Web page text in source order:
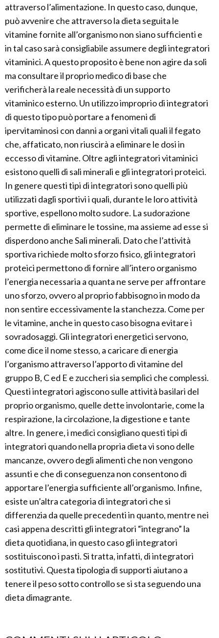
attraverso l’alimentazione. In questo caso, dunque,
può avvenire che attraverso la dieta seguita le
vitamine fornite all’organismo non siano sufficienti e
in tal caso sarà consigliabile assumere degli integratori
vitaminici. A questo proposito è bene non agire da soli
ma consultare il proprio medico di base che
verificherà la reale necessità di un supporto
vitaminico esterno. Un utilizzo improprio di integratori
di questo tipo può portare a fenomeni di
ipervitaminosi con danni a organi vitali quali il fegato
che, affaticato, non riuscirà a eliminare le dosi in
eccesso di vitamine. Oltre agli integratori vitaminici
esistono quelli di sali minerali e gli integratori proteici.
In genere questi tipi di integratori sono quelli più
utilizzati dagli sportivi i quali, durante le loro attività
sportive, espellono molto sudore. La sudorazione
permette di eliminare le tossine, ma assieme ad esse si
disperdono anche Sali minerali. Dato che l’attività
sportiva richiede molto sforzo fisico, gli integratori
proteici permettono di fornire all’intero organismo
l’energia necessaria a quanta ne serve per affrontare
uno sforzo, ovvero al proprio fabbisogno in modo da
non sentire eccessivamente la stanchezza. Come per
le vitamine, anche in questo caso bisogna evitare i
sovradosaggi. Gli integratori energetici servono,
come dice il nome stesso, a caricare di energia
l’organismo attraverso l’apporto di vitamine del
gruppo B, C ed E e zuccheri sia semplici che complessi.
Questi integratori agiscono sulle attività basilari del
proprio organismo, quelle dette involontarie, come la
respirazione, la circolazione, la digestione e tante
altre. In genere, i medici consigliano questi tipi di
integratori quando nella propria dieta vi sono delle
mancanze, ovvero degli alimenti che non vengono
assunti e che di conseguenza non consentono di
apportare l’energia sufficiente all’organismo. Infine,
esiste un’altra categoria di integratori che si
differenzia da quelle precedenti in quanto, mentre nei
casi appena descritti gli integratori “integrano” la
dieta quotidiana, in questo caso gli integratori
sostituiscono i pasti. Si tratta, infatti, di integratori
sostitutivi. Questa tipologia di supporti aiutano a
tenere il peso sotto controllo se si sta seguendo una
dieta dimagrante.